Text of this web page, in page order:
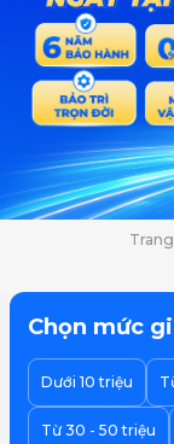
Chọn mức
Dưới 10 triệu
Từ 30 - 50 triệu